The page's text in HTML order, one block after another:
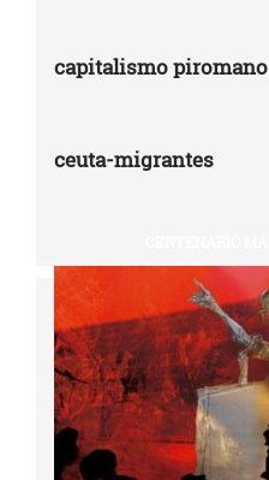
capitalismo piromano
ceuta-migrantes